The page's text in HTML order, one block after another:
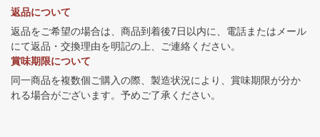
返品について
返品をご希望の場合は、商品到着後7日以内に、電話またはメール
にて返品・交換理由を明記の上、ご連絡ください。
賞味期限について
同一商品を複数個ご購入の際、製造状況により、賞味期限が分か
れる場合がございます。予めご了承ください。